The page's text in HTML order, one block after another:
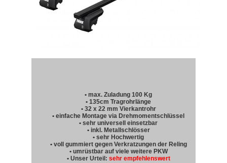
• max. Zuladung 100 Kg
• 135cm Tragrohrlänge
• 32 x 22 mm Vierkantrohr
• einfache Montage via Drehmomentschlüssel
• sehr universell einsetzbar
• inkl. Metallschlösser
• sehr Hochwertig
• voll gummiert gegen Verkratzungen der Reling
• umrüstbar auf viele weitere PKW
• Unser Urteil: sehr empfehlenswert